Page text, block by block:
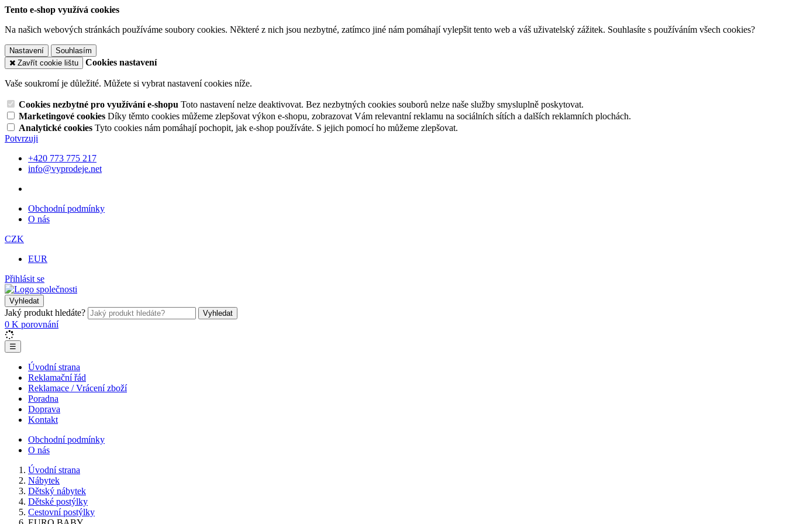
Tento e-shop využívá cookies
Na našich webových stránkách používáme soubory cookies. Některé z nich jsou nezbytné, zatímco jiné nám pomáhají vylepšit tento web a váš uživatelský zážitek. Souhlasíte s používáním všech cookies?
Nastavení
Souhlasím
Zavřít cookie lištu
Cookies nastavení
Vaše soukromí je důležité. Můžete si vybrat nastavení cookies níže.
Cookies nezbytné pro využívání e-shopu Toto nastavení nelze deaktivovat. Bez nezbytných cookies souborů nelze naše služby smysluplně poskytovat.
Marketingové cookies Díky těmto cookies můžeme zlepšovat výkon e-shopu, zobrazovat Vám relevantní reklamu na sociálních sítích a dalších reklamních plochách.
Analytické cookies Tyto cookies nám pomáhají pochopit, jak e-shop používáte. S jejich pomocí ho můžeme zlepšovat.
Potvrzuji
+420 773 775 217
info@vyprodeje.net
Obchodní podmínky
O nás
CZK
EUR
Přihlásit se
Vyhledat
Jaký produkt hledáte? Vyhledat
0 K porovnání
☰
Úvodní strana
Reklamační řád
Reklamace / Vrácení zboží
Poradna
Doprava
Kontakt
Obchodní podmínky
O nás
Úvodní strana
Nábytek
Dětský nábytek
Dětské postýlky
Cestovní postýlky